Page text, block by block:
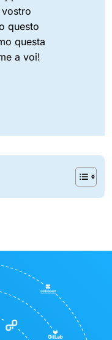
questo
questa
a voi!